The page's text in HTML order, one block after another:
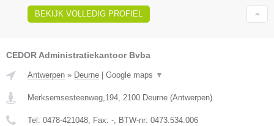
BEKIJK VOLLEDIG PROFIEL
CEDOR Administratiekantoor Bvba
Antwerpen » Deurne Google maps ▼
Merksemsesteenweg,194, 2100 Deurne (Antwerpen)
Tel: 0478-421048, Fax: -, BTW-nr: 0473.534.006